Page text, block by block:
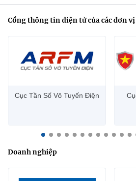
Hệ thống nội bộ
Sơ đồ trang web
BỘ THÔNG TIN VÀ TRUYỀN THÔNG
Giấy phép thiết lập Trang thông tin điện
Cục Phát thanh, truyền hình và thông tin
Cổng thông tin điện tử của các đơn
Cục Tần Số Vô Tuyến Điện
Doanh nghiệp